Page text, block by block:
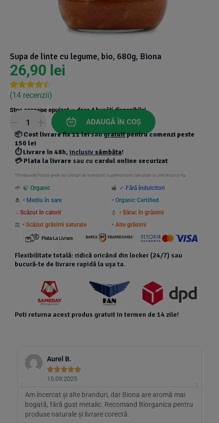
👶 Îngrijire Bebe & Copii
🧴 Îngrijire Personală ›
🐕 Animale de Companie
🏠 Casa & Lifestyle › (340)
Super Alimente
Suplimente Vegetale
Supa de linte cu legume, bio, 680g, Biona
26,90 lei
Rated4.38
based on
13
customer
ratings
(14 recenzii)
Stoc aproape epuizat — doar4bucăți disponibile!
ADAUGĂ ÎN COȘ
📦Cost livrare fix 11 leisaugratuitpentru comenzi peste
150 lei
⏱️Livrare în 48h, inclusiv sâmbăta!
💳Plata la livrare sau cu cardul online securizat
*Produsele foarte grele au costuri de transport suplimentare calculate la checkout și nu
🌱 🍃 Organic 🍯 ✓ Fără îndulcitori
🧂
• Mediu în sare
• Organic Certified
↓ Scăzut în calorii
💧
• Sărac în grăsimi
⚖️ • Scăzut grăsimi saturate • Alte grăsimi
Flexibilitate totală: ridică oricând din locker (24/7) sau
bucură-te de livrare rapidă la ușa ta.
Poti returna acest produs gratuit in termen de 14 zile!
Aurel B.

15.09.2025
Am încercat și alte branduri, dar Biona are aromă mai
bogată, fără gust metalic. Recomand Biorganica pentru
produse naturale și livrare corectă.